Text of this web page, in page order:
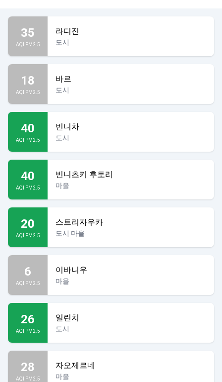
35
AQI PM2.5
라디진
도시
18
AQI PM2.5
바르
도시
40
AQI PM2.5
빈니차
도시
40
AQI PM2.5
빈니츠키 후토리
마을
20
AQI PM2.5
스트리자우카
도시 마을
6
AQI PM2.5
이바니우
마을
26
AQI PM2.5
일린치
도시
28
AQI PM2.5
자오제르네
마을